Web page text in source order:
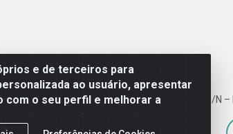
e de terceiros para
ao usuário, apresentar
com o seu perfil e melhorar a
Cescom Distribuidor - Rodovia BR 101, Km 163, S/N